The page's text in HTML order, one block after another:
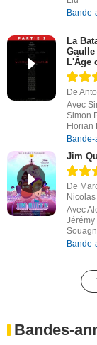
La
Gaulle
L'Âge
De
Avec
Simon
Florian
Jim
De
Avec
Jérémy
Bandes-